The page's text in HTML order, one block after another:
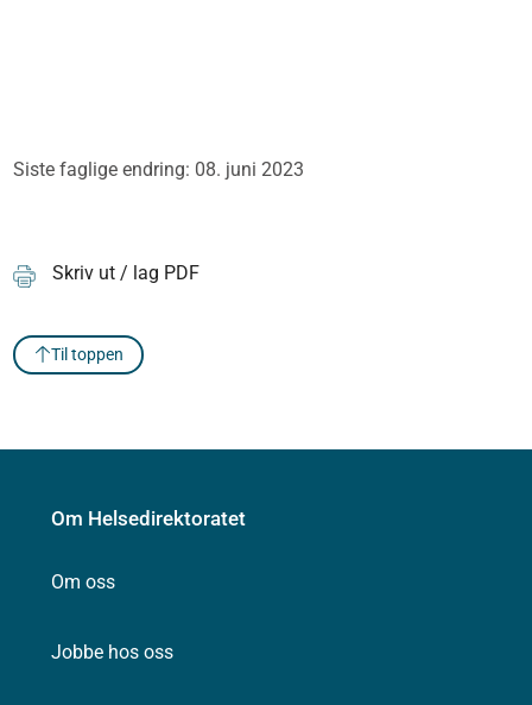
Siste faglige endring: 08. juni 2023
Skriv ut / lag PDF
Til toppen
Om Helsedirektoratet
Om oss
Jobbe hos oss